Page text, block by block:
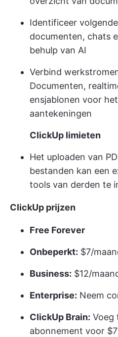
Identificeer
documenten, chats
behulp van AI
Verbind
Documenten,
ensjablonen voor
aantekeningen
ClickUp limieten
Het uploaden van
bestanden kan een
tools van derden te
ClickUp prijzen
Free Forever
Onbeperkt: $7/
Business: $12/
Enterprise: Neem
ClickUp Brain: Voeg
abonnement voor